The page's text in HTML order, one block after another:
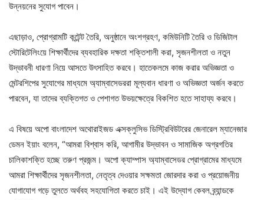
উন্নয়নের সুযোগ পাবেন।
এছাড়াও, প্রোগ্রামটি কন্টেন্ট তৈরি, অনুষ্ঠানে অংশগ্রহণ, কমিউনিটি তৈরি ও ডিজিটাল
স্টোরিটেলিংয়ে শিক্ষার্থীদের ব্যবহারিক দক্ষতা শক্তিশালী করা, সৃজনশীলতা ও নতুন
উদ্ভাবনী ধারণা নিয়ে আসতে উৎসাহিত করবে। হাতেকলমে কাজ করার অভিজ্ঞতা ও
মেন্টরশিপের সুযোগের মাধ্যমে অ্যাম্বাসেডররা মূল্যবান ধারণা ও অভিজ্ঞতা অর্জন করতে
পারবেন, যা তাদের ব্যক্তিগত ও পেশাগত উভয়ক্ষেত্রে বিকশিত হতে সাহায্য করবে।
এ বিষয়ে অপো বাংলাদেশ অথোরাইজড এক্সক্লুসিভ ডিস্ট্রিবিউটরের জেনারেল ম্যানেজার
ডেমন ইয়াং বলেন, “আমরা বিশ্বাস করি, আগামীর উদ্ভাবন ও সামাজিক অগ্রগতির
চালিকাশক্তি হচ্ছে তরুণ প্রজন্ম। অপো ক্যাম্পাস অ্যাম্বাসেডর প্রোগ্রামের মাধ্যমে
আমরা শিক্ষার্থীদের সৃজনশীলতা, নেতৃত্ব দেওয়ার সক্ষমতা জোরদার করা ও প্রয়োজনীয়
যোগাযোগ গড়ে তুলতে অর্থবহ সহযোগিতা করতে চাই। এই উদ্যোগ কেবল ব্র্যান্ডকে